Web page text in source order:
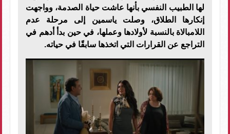
لها الطبيب النفسي بأنها عاشت حياة الصدمة، وواجهت
إنكارها الطلاق، وصلت ياسمين إلى مرحلة عدم
اللامبالاة بالنسبة لأولادها وعملها، في حين بدأ أدهم في
التراجع عن القرارات التي اتخذها سابقًا في حياته.